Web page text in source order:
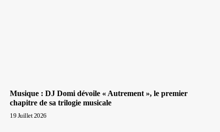
Musique : DJ Domi dévoile « Autrement », le premier
chapitre de sa trilogie musicale
19 Juillet 2026